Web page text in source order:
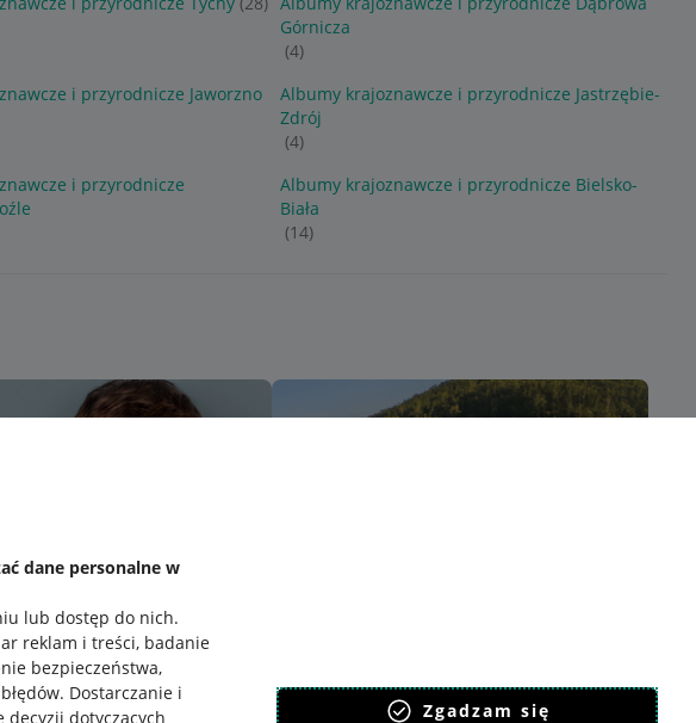
dane personalne w
lub dostęp do nich.
reklam i treści, badanie
bezpieczeństwa,
. Dostarczanie i
decyzji dotyczących Zgadzam się
Górnicza
(4)
i przyrodnicze Jaworzno
Albumy krajoznawcze i przyrodnicze Jastrzębie-
Zdrój
(4)
i przyrodnicze
Albumy krajoznawcze i przyrodnicze Bielsko-
Biała
(14)